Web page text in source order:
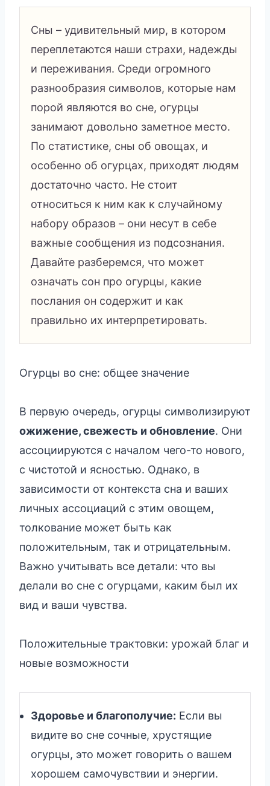
Сны – удивительный мир, в котором
переплетаются наши страхи, надежды
и переживания. Среди огромного
разнообразия символов, которые нам
порой являются во сне, огурцы
занимают довольно заметное место.
По статистике, сны об овощах, и
особенно об огурцах, приходят людям
достаточно часто. Не стоит
относиться к ним как к случайному
набору образов – они несут в себе
важные сообщения из подсознания.
Давайте разберемся, что может
означать сон про огурцы, какие
послания он содержит и как
правильно их интерпретировать.
Огурцы во сне: общее значение
В первую очередь, огурцы символизируют
ожижение, свежесть и обновление. Они
ассоциируются с началом чего-то нового,
с чистотой и ясностью. Однако, в
зависимости от контекста сна и ваших
личных ассоциаций с этим овощем,
толкование может быть как
положительным, так и отрицательным.
Важно учитывать все детали: что вы
делали во сне с огурцами, каким был их
вид и ваши чувства.
Положительные трактовки: урожай благ и
новые возможности
Здоровье и благополучие: Если вы
видите во сне сочные, хрустящие
огурцы, это может говорить о вашем
хорошем самочувствии и энергии.